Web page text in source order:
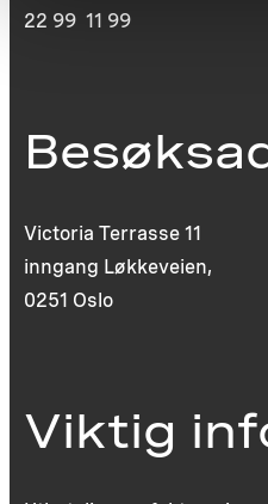
22 99 11 99
Victoria Terrasse 11
inngang Løkkeveien,
0251 Oslo
Viktig